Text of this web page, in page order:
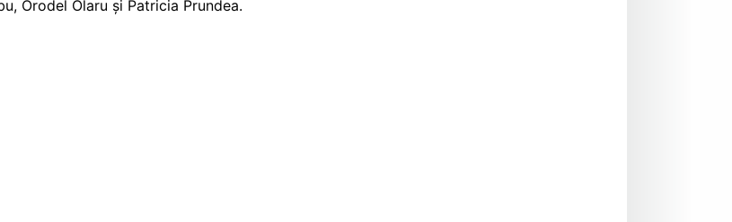
Orodel Olaru și Patricia Prundea.